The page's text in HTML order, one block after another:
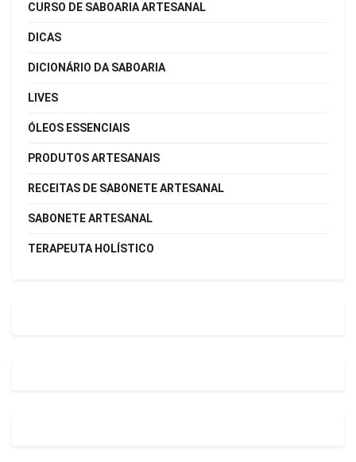
CURSO DE SABOARIA ARTESANAL
DICAS
DICIONÁRIO DA SABOARIA
LIVES
ÓLEOS ESSENCIAIS
PRODUTOS ARTESANAIS
RECEITAS DE SABONETE ARTESANAL
SABONETE ARTESANAL
TERAPEUTA HOLÍSTICO